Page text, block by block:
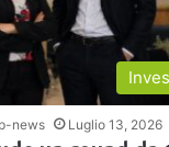
news Luglio 13, 2026